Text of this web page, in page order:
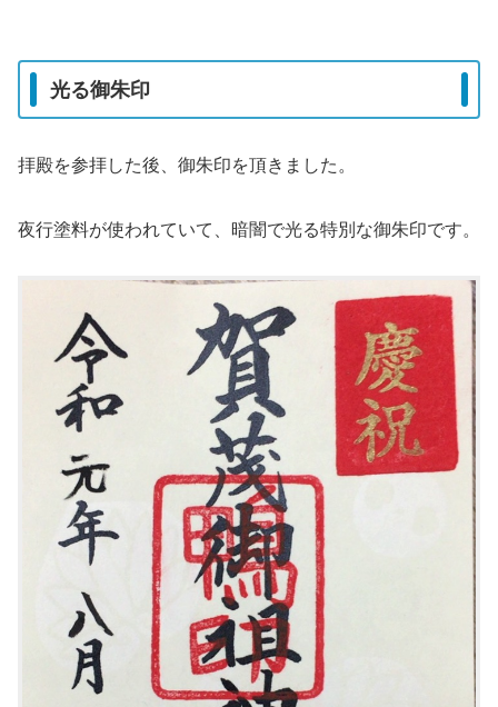
光る御朱印
拝殿を参拝した後、御朱印を頂きました。
夜行塗料が使われていて、暗闇で光る特別な御朱印です。